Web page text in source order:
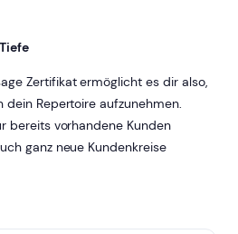
Zertifikat ermöglicht es dir also,
dein Repertoire aufzunehmen.
bereits vorhandene Kunden
ganz neue Kundenkreise